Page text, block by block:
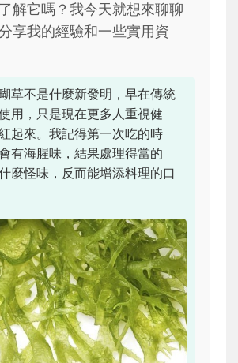
解它嗎？我今天就想來聊聊
享我的經驗和一些實用資
草不是什麼新發明，早在傳統
用，只是現在更多人重視健
起來。我記得第一次吃的時
有海腥味，結果處理得當的
麼怪味，反而能增添料理的口